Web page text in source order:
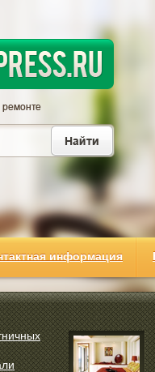
информация